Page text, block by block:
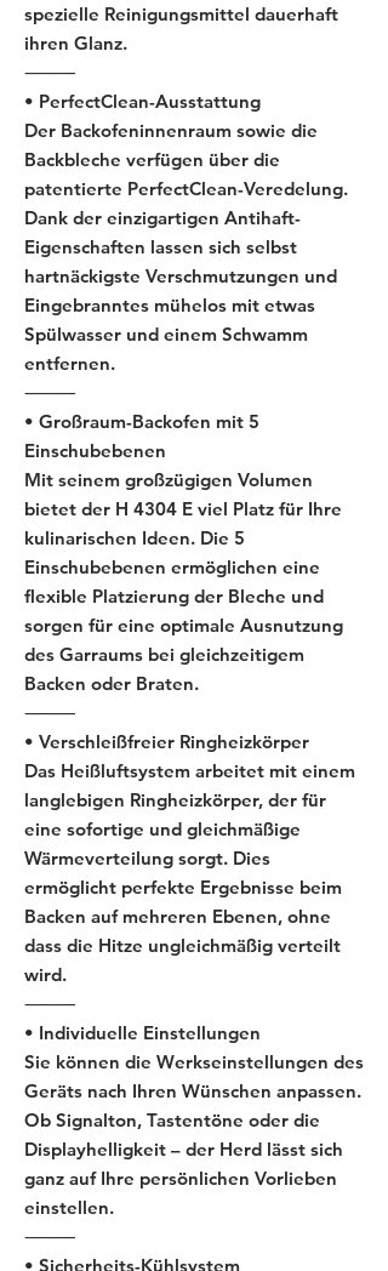
spezielle Reinigungsmittel dauerhaft
ihren Glanz.
⸻
• PerfectClean-Ausstattung
Der Backofeninnenraum sowie die
Backbleche verfügen über die
patentierte PerfectClean-Veredelung.
Dank der einzigartigen Antihaft-
Eigenschaften lassen sich selbst
hartnäckigste Verschmutzungen und
Eingebranntes mühelos mit etwas
Spülwasser und einem Schwamm
entfernen.
⸻
• Großraum-Backofen mit 5
Einschubebenen
Mit seinem großzügigen Volumen
bietet der H 4304 E viel Platz für Ihre
kulinarischen Ideen. Die 5
Einschubebenen ermöglichen eine
flexible Platzierung der Bleche und
sorgen für eine optimale Ausnutzung
des Garraums bei gleichzeitigem
Backen oder Braten.
⸻
• Verschleißfreier Ringheizkörper
Das Heißluftsystem arbeitet mit einem
langlebigen Ringheizkörper, der für
eine sofortige und gleichmäßige
Wärmeverteilung sorgt. Dies
ermöglicht perfekte Ergebnisse beim
Backen auf mehreren Ebenen, ohne
dass die Hitze ungleichmäßig verteilt
wird.
⸻
• Individuelle Einstellungen
Sie können die Werkseinstellungen des
Geräts nach Ihren Wünschen anpassen.
Ob Signalton, Tastentöne oder die
Displayhelligkeit – der Herd lässt sich
ganz auf Ihre persönlichen Vorlieben
einstellen.
⸻
• Sicherheits-Kühlsystem